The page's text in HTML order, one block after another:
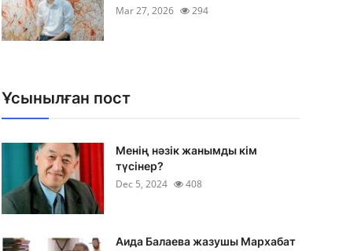
Mar 27, 2026
294
Ұсынылған пост
Менің нәзік жанымды кім
түсінер?
Dec 5, 2024
408
Аида Балаева жазушы Мархабат